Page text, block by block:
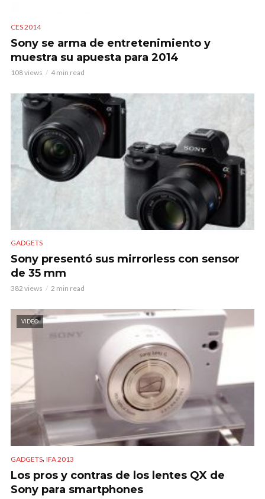
CES 2014
Sony se arma de entretenimiento y
muestra su apuesta para 2014
108 views 4 min read
GADGETS
Sony presentó sus mirrorless con sensor
de 35 mm
382 views 2 min read
VIDEO
GADGETS, IFA 2013
Los pros y contras de los lentes QX de
Sony para smartphones